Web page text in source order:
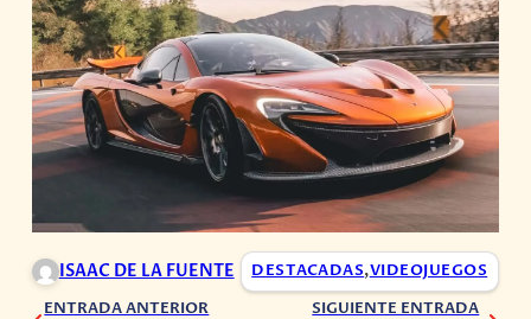
ISAAC DE LA FUENTE DESTACADAS,VIDEOJUEGOS
ENTRADA ANTERIOR
SIGUIENTE ENTRADA